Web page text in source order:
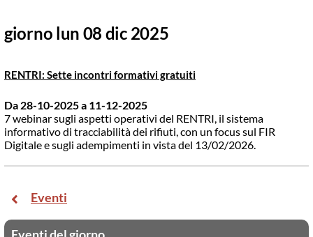
giorno lun 08 dic 2025
RENTRI: Sette incontri formativi gratuiti
Da 28-10-2025a 11-12-2025
7 webinar sugli aspetti operativi del RENTRI, il sistema
informativo di tracciabilità dei rifiuti, con un focus sul FIR
Digitale e sugli adempimenti in vista del 13/02/2026.
Eventi